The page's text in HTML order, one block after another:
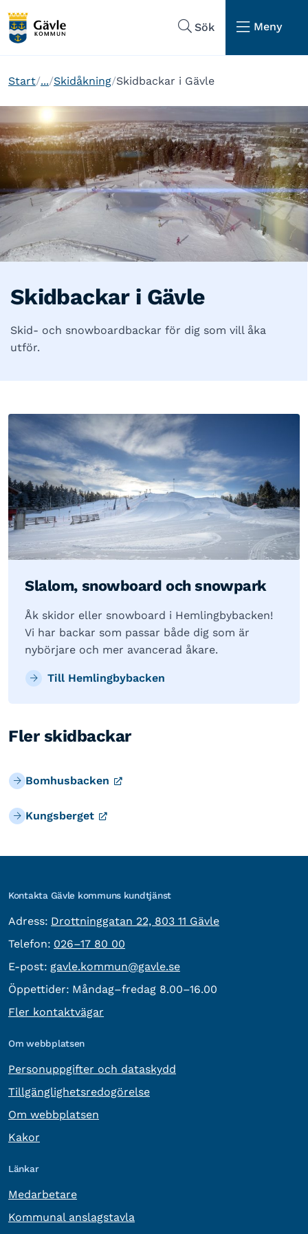
Sök
Meny
Start ... Skidåkning Skidbackar i Gävle
Skidbackar i Gävle
Skid- och snowboardbackar för dig som vill åka
utför.
Slalom, snowboard och snowpark
Åk skidor eller snowboard i Hemlingbybacken!
Vi har backar som passar både dig som är
nybörjare och mer avancerad åkare.
Till Hemlingbybacken
Fler skidbackar
Bomhusbacken
Kungsberget
Kontakta Gävle kommuns kundtjänst
Adress: besöksadress:
Drottninggatan 22, 803 11 Gävle
Telefon: Telefon:
026–17 80 00
E-post: E-post:
gavle.kommun@gavle.se
Öppettider: Måndag–fredag 8.00–16.00
Fler kontaktvägar
Om webbplatsen
Personuppgifter och dataskydd
Tillgänglighetsredogörelse
Om webbplatsen
Kakor
Länkar
Medarbetare
Kommunal anslagstavla